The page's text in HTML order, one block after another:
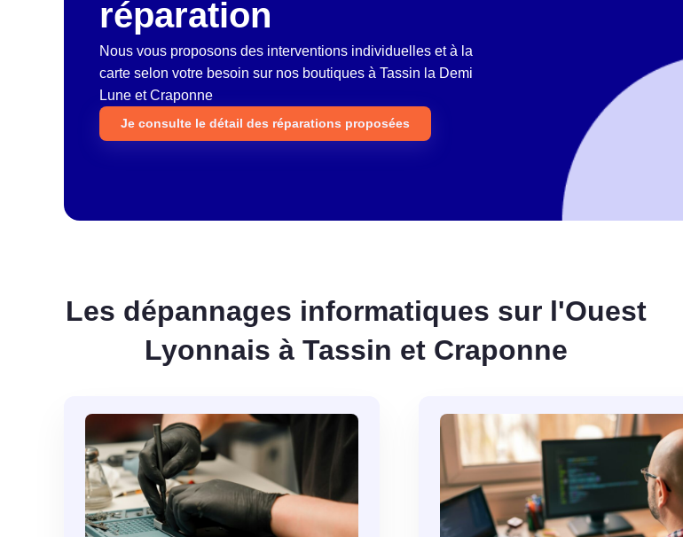
réparation
Nous vous proposons des interventions individuelles et à la
carte selon votre besoin sur nos boutiques à Tassin la Demi
Lune et Craponne
Je consulte le détail des réparations proposées
Les dépannages informatiques sur l'Ouest
Lyonnais à Tassin et Craponne